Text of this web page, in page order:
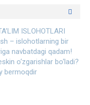
ISLOHOTLARI
– islohotlarning bir
navbatdagi qadam!
o‘zgarishlar bo‘ladi?
bermoqdir